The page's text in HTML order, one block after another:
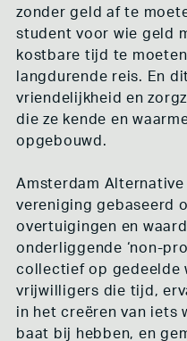
zonder geld af te
student voor wie geld
kostbare tijd te
langdurende reis. En
vriendelijkheid en
die ze kende en
opgebouwd.
Amsterdam
vereniging gebaseerd
overtuigingen en
onderliggende ‘non-
collectief op gedeelde
vrijwilligers die tijd,
in het creëren van iets
baat bij hebben, en